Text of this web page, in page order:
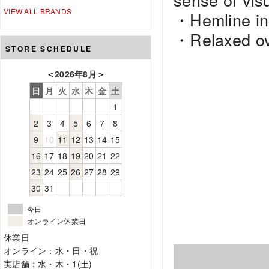
VIEW ALL BRANDS
STORE SCHEDULE
＜2026年8月 ＞
日 月 火 水 木 金 土
1
2
3 4 5 6 7
8
9 10 11 12 13 14 15
16 17 18 19 20 21 22
23 24 25 26 27 28 29
30 31
今日
オンライン休業日
休業日
オンライン：水・日・祝
実店舗：水・木・1(土)
・Hemline
・Relaxed